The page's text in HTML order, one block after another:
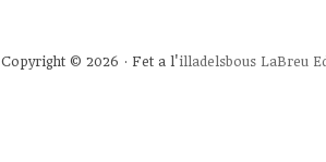
Copyright © 2026 · Fet a l'illadelsbous LaBreu